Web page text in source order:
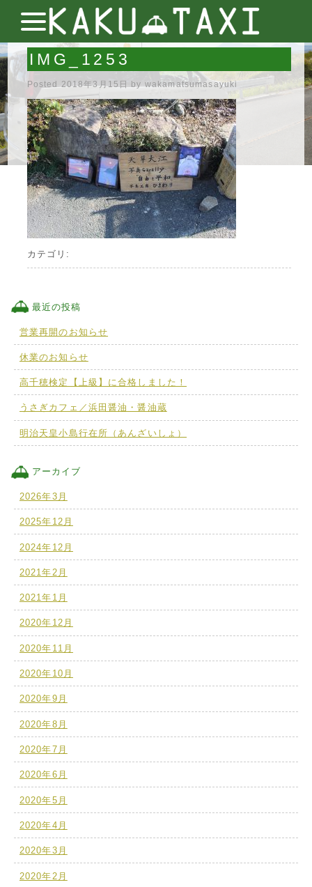
IMG_1253
Posted 2018年3月15日 by wakamatsumasayuki
カテゴリ:
最近の投稿
営業再開のお知らせ
休業のお知らせ
高千穂検定【上級】に合格しました！
うさぎカフェ／浜田醤油・醤油蔵
明治天皇小島行在所（あんざいしょ）
アーカイブ
2026年3月
2025年12月
2024年12月
2021年2月
2021年1月
2020年12月
2020年11月
2020年10月
2020年9月
2020年8月
2020年7月
2020年6月
2020年5月
2020年4月
2020年3月
2020年2月